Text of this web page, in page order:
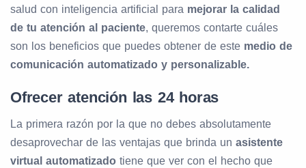
salud con inteligencia artificial para mejorar la calidad
de tu atención al paciente, queremos contarte cuáles
son los beneficios que puedes obtener de este medio de
comunicación automatizado y personalizable.
Ofrecer atención las 24 horas
La primera razón por la que no debes absolutamente
desaprovechar de las ventajas que brinda un asistente
virtual automatizado tiene que ver con el hecho que